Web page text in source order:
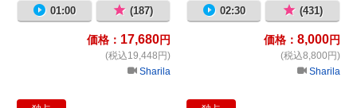
01:00 (187)
価格： 17,680円
(税込19,448円)
Sharila
02:30 (431)
価格： 8,000円
(税込8,800円)
Sharila